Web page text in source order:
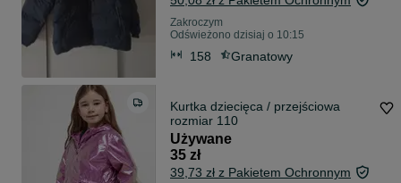
Zakroczym
Odświeżono dzisiaj o 10:15
158 Granatowy
Kurtka dziecięca / przejściowa
rozmiar 110
Używane
35 zł
39,73 zł z Pakietem Ochronnym